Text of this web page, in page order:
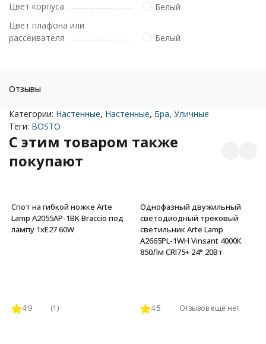
Цвет корпуса
Белый
Цвет плафона или
рассеивателя
Белый
Отзывы
Категории: Настенные, Настенные, Бра, Уличные
Теги: BOSTO
C этим товаром также
покупают
Спот на гибкой ножке Arte
Lamp A2055AP-1BK Braccio под
лампу 1xE27 60W
4.9 (1)
Однофазный двужильный
светодиодный трековый
светильник Arte Lamp
A2665PL-1WH Vinsant 4000К
850Лм CRI75+ 24° 20Вт
4.5 Отзывов ещё нет